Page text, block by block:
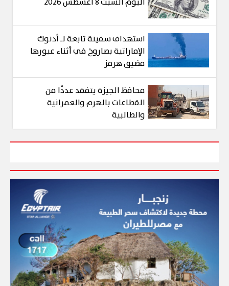
استهداف سفينة تابعة لـ أدنوك
الإماراتية بصاروخ في أثناء عبورها
مضيق هرمز
محافظ الجيزة يتفقد عددًا من
القطاعات بالهرم والعمرانية
والطالبية